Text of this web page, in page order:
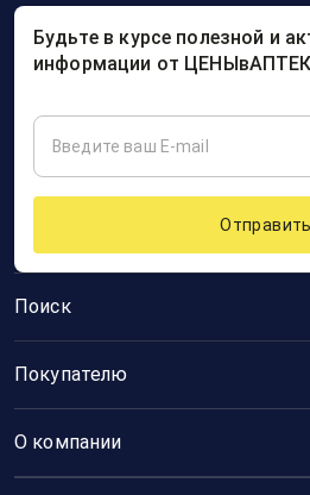
Поиск
Покупателю
О компании
Будьте в курсе полезной и
информации от
Отправить